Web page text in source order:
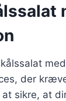
der
sikre, at